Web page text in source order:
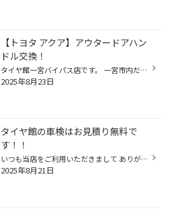
【トヨタ アクア】アウタードアハン
ドル交換！
タイヤ館一宮バイパス店です。 一宮市内だけでなく 江南市・北名古屋市・岩倉市・羽島市などからもご来店頂きまして ありがとうございます！ 【タイヤ館一宮アクセスMAP】↓ 店舗情報 タイヤ館アプリダウンロードでお得にタイヤGET 詳しくはこちら 本日は、トヨタ アクア(NHP10)のアウタードアハンド...
2025年8月23日
タイヤ館の車検はお見積り無料で
す！！
いつも当店をご利用いただきまして ありがとうございます。 タイヤ館アプリダウンロードでお得にタイヤGET‼ ⇨こちらから⇦ 車検はタイヤ館がおすすめです！！ タイヤ館では、 エンジンオイルやバッテリーの交換 ワイパーゴム、エアコンフィルターなどなど おクルマの整備や 車検も受け付けております...
2025年8月21日